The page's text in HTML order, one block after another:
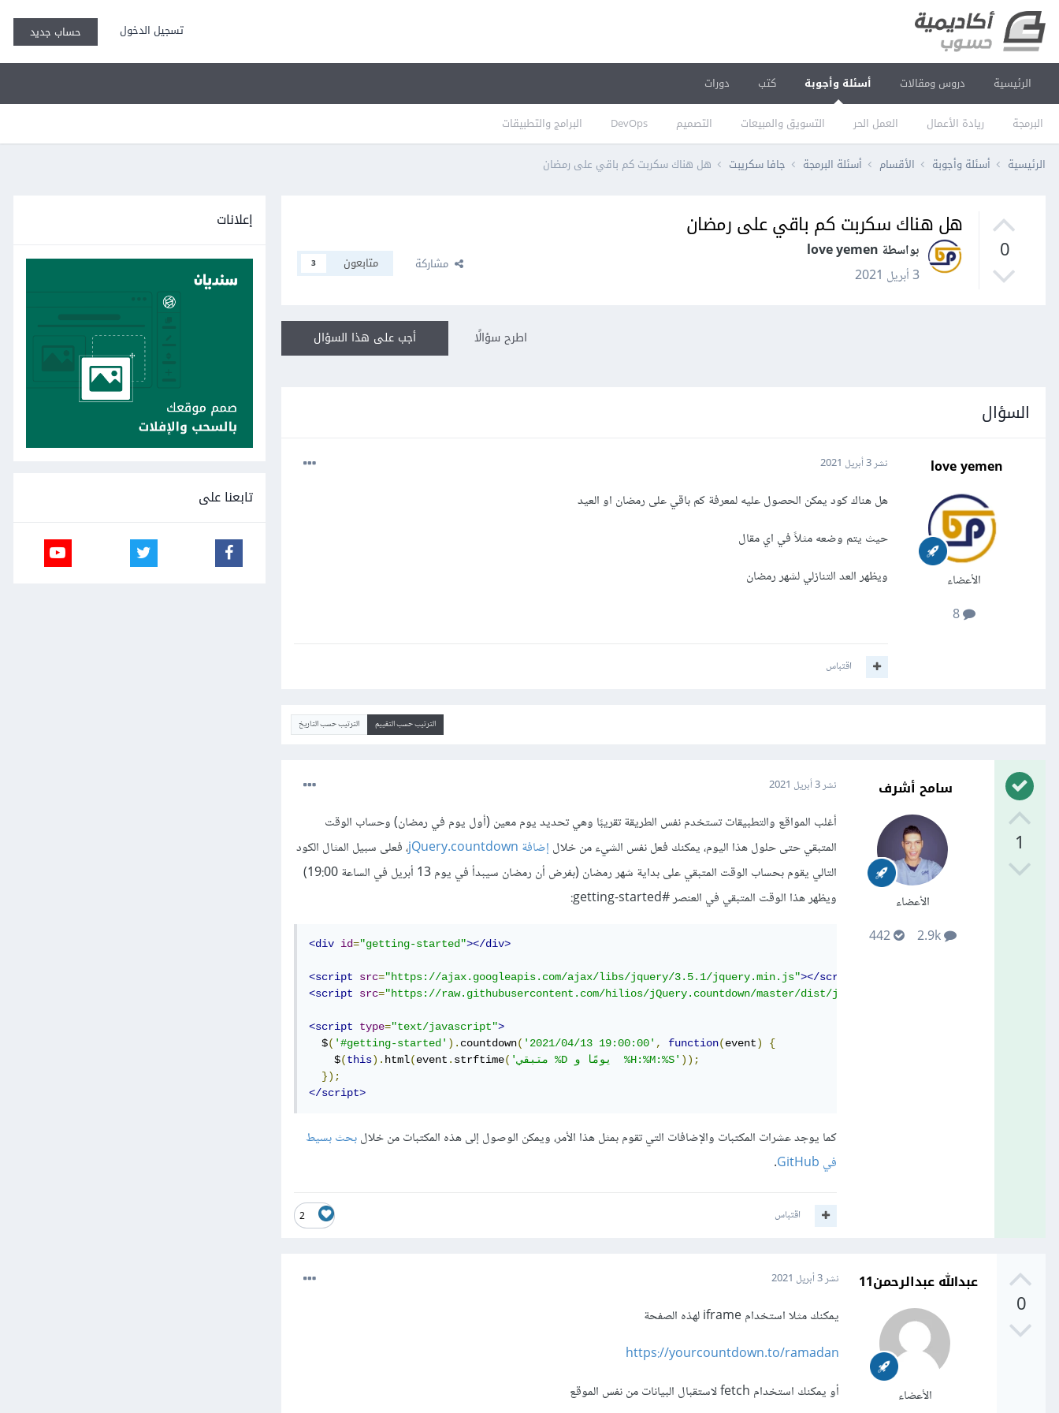
تسجيل الدخول حساب جديد
الرئيسية دروس ومقالات أسئلة وأجوبة
البرمجة ريادة الأعمال العمل الحر التسويق والمبيعات التصميم DevOps البرامج والتطبيقات
كتب دورات
الرئيسية أسئلة وأجوبة الأقسام أسئلة البرمجة جافا سكريبت هل هناك سكربت كم باقي على رمضان
0
هل هناك سكربت كم باقي على رمضان
بواسطة love yemen
3 أبريل 2021
مشاركة متابعون 3
أجب على هذا السؤال اطرح سؤالًا
السؤال
love yemen
الأعضاء
8
نشر3 أبريل 2021
هل هناك كود يمكن الحصول عليه لمعرفة كم باقي على رمضان او العيد
حيث يتم وضعه مثلاً في اي مقال
ويظهر العد التنازلي لشهر رمضان
اقتباس
الترتيب حسب التقييم الترتيب حسب التاريخ
1
سامح أشرف
الأعضاء
2.9k
442
نشر3 أبريل 2021
أغلب المواقع والتطبيقات تستخدم نفس الطريقة تقريبًا وهي تحديد يوم معين (أول يوم في رمضان) وحساب الوقت
المتبقي حتى حلول هذا اليوم، يمكنك فعل نفس الشيء من خلال إضافة jQuery.countdown
، فعلى سبيل المثال الكود
التالي يقوم بحساب الوقت المتبقي على بداية شهر رمضان (بفرض أن رمضان سيبدأ في يوم 13 أبريل في الساعة 19:00)
ويظهر هذا الوقت المتبقي في العنصر #getting-started:
<div id="getting-started"></div>
<script src="https://ajax.googleapis.com/ajax/libs/jquery/3.5.1/jquery.min.js"></script>
<script
src="https://raw.githubusercontent.com/hilios/jQuery.countdown/master/dist/jquery.countdown.min.js"
<script type="text/javascript">
  $
( '#getting-started' ). countdown( '2021/04/13 19:00:00' , function(event)
{
    $
(this). html(event . strftime( 'متبقي %D يومًا و  %H:%M:%S' ));
});
</script>
كما يوجد عشرات المكتبات والإضافات التي تقوم بمثل هذا الأمر، ويمكن الوصول إلى هذه المكتبات من خلالبحث بسيط
في GitHub
.
2 اقتباس
0
عبدالله عبدالرحمن11
الأعضاء
نشر3 أبريل 2021
يمكنك مثلا استخدام iframe لهذه الصفحة
https://yourcountdown.to/ramadan
أو يمكنك استخدام fetch لاستقبال البيانات من نفس الموقع
إعلانات
تابعنا على